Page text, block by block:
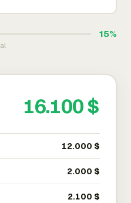
15%
16.100 $
12.000 $
2.000 $
2.100 $